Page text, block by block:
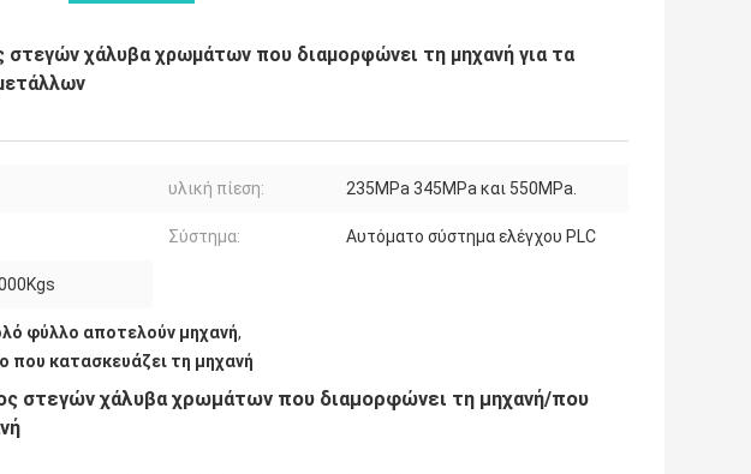
στεγών χάλυβα χρωμάτων που διαμορφώνει τη μηχανή για τα
υλική πίεση: 235MPa 345MPa και 550MPa.
Σύστημα: Αυτόματο σύστημα ελέγχου PLC
φύλλο αποτελούν μηχανή,
που κατασκευάζει τη μηχανή
στεγών χάλυβα χρωμάτων που διαμορφώνει τη μηχανή/που